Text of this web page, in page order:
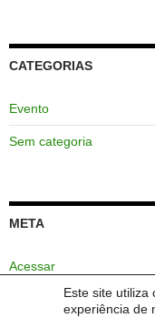
Este site utiliza
experiência de
CATEGORIAS
Evento
Sem categoria
META
Acessar
Feed de posts